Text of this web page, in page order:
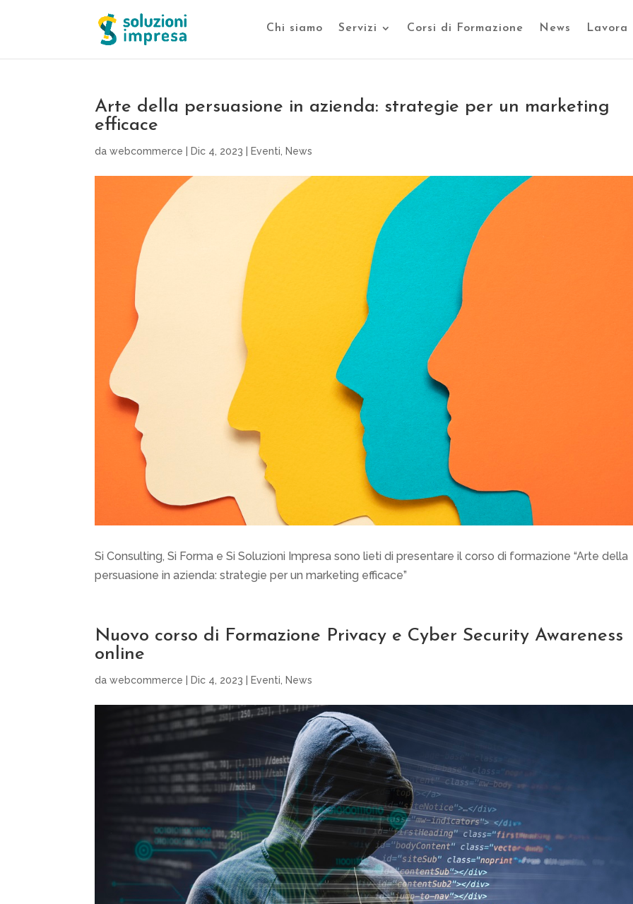
Chi siamo Servizi Corsi di Formazione News Lavora
Arte della persuasione in azienda: strategie per un marketing
efficace
dawebcommerce Dic 4, 2023 Eventi News
Si Consulting, Si Forma e Si Soluzioni Impresa sono lieti di presentare il corso di formazione “Arte della
persuasione in azienda: strategie per un marketing efficace”
Nuovo corso di Formazione Privacy e Cyber Security Awareness
online
dawebcommerce Dic 4, 2023 Eventi News